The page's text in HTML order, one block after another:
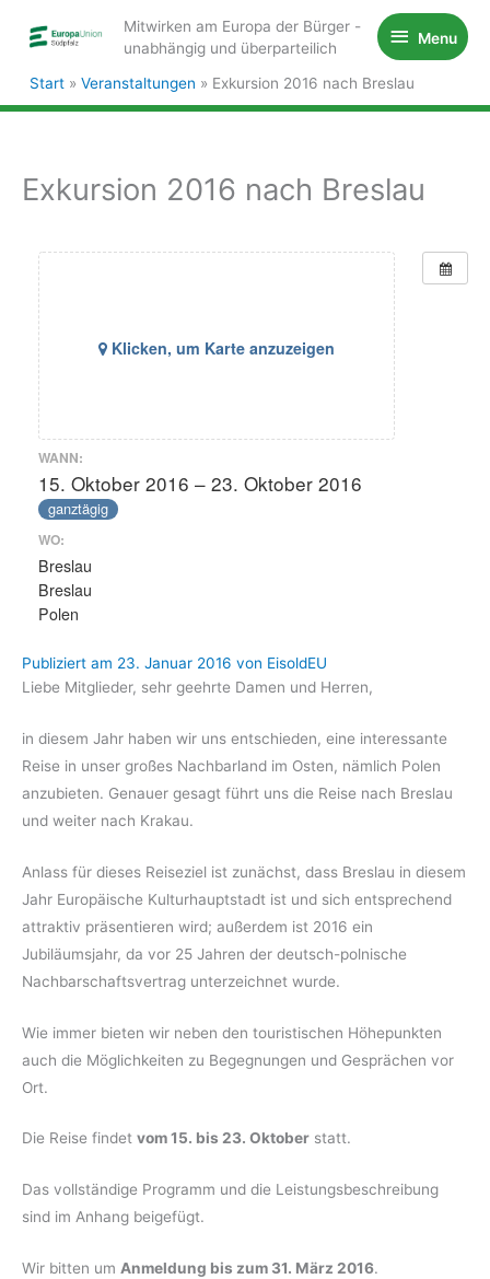
Inhalt
Mitwirken am Europa der Bürger -
unabhängig und überparteilich
Menu
Menu
Start Veranstaltungen Exkursion 2016 nach Breslau
Exkursion 2016 nach Breslau
Klicken, um Karte anzuzeigen
WANN:
15. Oktober 2016 – 23. Oktober 2016
ganztägig
WO:
Breslau
Breslau
Polen
Publiziert am 23. Januar 2016 von EisoldEU
Liebe Mitglieder, sehr geehrte Damen und Herren,
in diesem Jahr haben wir uns entschieden, eine interessante
Reise in unser großes Nachbarland im Osten, nämlich Polen
anzubieten. Genauer gesagt führt uns die Reise nach Breslau
und weiter nach Krakau.
Anlass für dieses Reiseziel ist zunächst, dass Breslau in diesem
Jahr Europäische Kulturhauptstadt ist und sich entsprechend
attraktiv präsentieren wird; außerdem ist 2016 ein
Jubiläumsjahr, da vor 25 Jahren der deutsch-polnische
Nachbarschaftsvertrag unterzeichnet wurde.
Wie immer bieten wir neben den touristischen Höhepunkten
auch die Möglichkeiten zu Begegnungen und Gesprächen vor
Ort.
Die Reise findet vom 15. bis 23. Oktober statt.
Das vollständige Programm und die Leistungsbeschreibung
sind im Anhang beigefügt.
Wir bitten um Anmeldung bis zum 31. März 2016.